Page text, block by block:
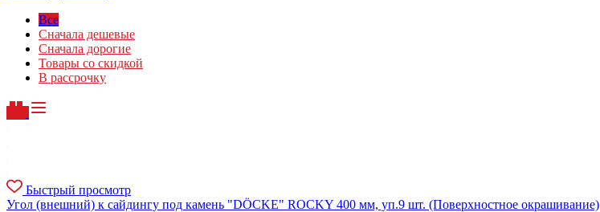
Все
Сначала дешевые
Сначала дорогие
Товары со скидкой
В рассрочку
Быстрый просмотр
Угол (внешний) к сайдингу под камень "DÖCKE" ROCKY 400 мм, уп.9 шт. (Поверхностное окрашивание)